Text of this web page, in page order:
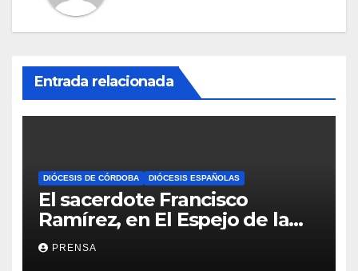
Entrada relacionada
DIÓCESIS DE CÓRDOBA DIÓCESIS ESPAÑOLAS
El sacerdote Francisco
Ramírez, en El Espejo de la
Iglesia
PRENSA